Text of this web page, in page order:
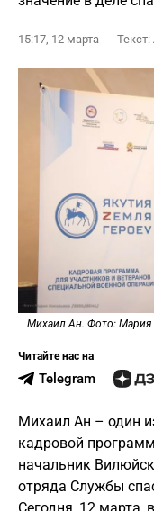
15:17, 12 марта Текст:
Михаил Ан. Фото: Мария
Читайте нас на
Telegram
Михаил Ан – один
кадровой
начальник
отряда Службы